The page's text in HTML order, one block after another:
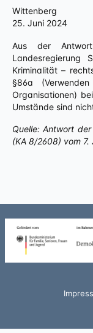
Wittenberg
25. Juni 2024
Aus der Antwort auf eine kleine Anfrage an die
Landesregierung
Kriminalität –
§86a
Organisationen)
Umstände sind
Quelle: Antwort
(KA 8/2608) vom